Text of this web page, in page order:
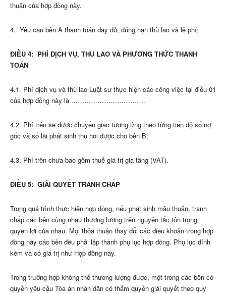
thuận của hợp đồng này.
4. Yêu cầu bên A thanh toán đầy đủ, đúng hạn thù lao và lệ phí;
ĐIỀU 4: PHÍ DỊCH VỤ, THÙ LAO VÀ PHƯƠNG THỨC THANH
TOÁN
4.1. Phí dịch vụ và thù lao Luật sư thực hiện các công việc tại điều 01
của hợp đồng này là …………………………….
4.2. Phí trên sẽ được chuyển giao tương ứng theo từng tiến độ số nợ
gốc và số lãi phát sinh thu hồi được cho bên B;
4.3. Phí trên chưa bao gồm thuế giá trị gia tăng (VAT).
ĐIỀU 5: GIẢI QUYẾT TRANH CHẤP
Trong quá trình thực hiện hợp đồng, nếu phát sinh mâu thuẫn, tranh
chấp các bên cùng nhau thương lượng trên nguyên tắc tôn trọng
quyền lợi của nhau. Mọi thỏa thuận thay đổi các điều khoản trong hợp
đồng này các bên đều phải lập thành phụ lục hợp đồng. Phụ lục đính
kèm và có giá trị như Hợp đồng này.
Trong trường hợp không thể thương lượng được, một trong các bên có
quyền yêu cầu Tòa án nhân dân có thẩm quyền giải quyết theo quy